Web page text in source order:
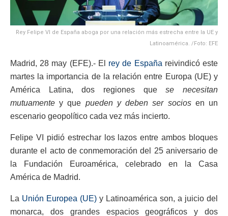
Rey Felipe VI de España aboga por una relación más estrecha entre la UE y
Latinoamérica. /Foto: EFE
Madrid, 28 may (EFE).- El rey de España reivindicó este
martes la importancia de la relación entre Europa (UE) y
América Latina, dos regiones quese necesitan
mutuamente y que pueden y deben ser sociosen un
escenario geopolítico cada vez más incierto.
Felipe VI pidió estrechar los lazos entre ambos bloques
durante el acto de conmemoración del 25 aniversario de
la Fundación Euroamérica, celebrado en la Casa
América de Madrid.
La Unión Europea (UE) y Latinoamérica son, a juicio del
monarca, dos grandes espacios geográficos y dos